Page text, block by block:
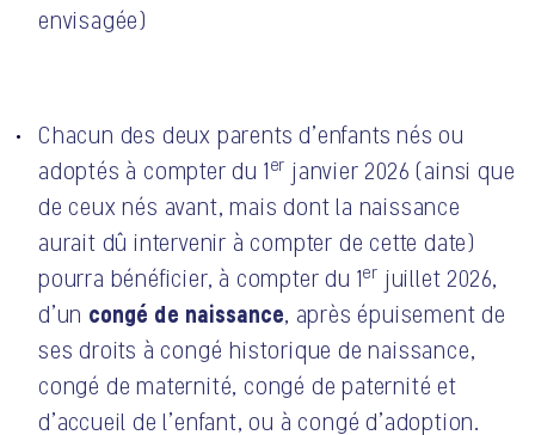
envisagée)
Chacun des deux parents d’enfants nés ou
adoptés à compter du 1er janvier 2026 (ainsi que
de ceux nés avant, mais dont la naissance
aurait dû intervenir à compter de cette date)
pourra bénéficier, à compter du 1er juillet 2026,
d’un congé de naissance, après épuisement de
ses droits à congé historique de naissance,
congé de maternité, congé de paternité et
d’accueil de l’enfant, ou à congé d’adoption.